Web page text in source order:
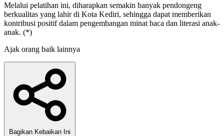
Melalui pelatihan ini, diharapkan semakin banyak pendongeng
berkualitas yang lahir di Kota Kediri, sehingga dapat memberikan
kontribusi positif dalam pengembangan minat baca dan literasi anak-
anak. (*)
Ajak orang baik lainnya
Bagikan Kebaikan Ini